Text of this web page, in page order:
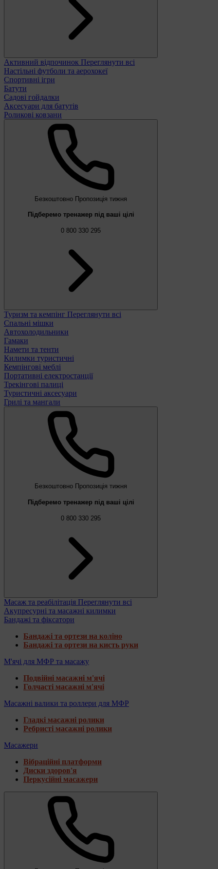
Активний відпочинок Переглянути всі
Настільні футболи та аерохокеї
Спортивні ігри
Батути
Садові гойдалки
Аксесуари для батутів
Роликові ковзани
Безкоштовно Пропозиція тижня
Підберемо тренажер під ваші цілі
0 800 330 295
Туризм та кемпінг Переглянути всі
Спальні мішки
Автохолодильники
Гамаки
Намети та тенти
Килимки туристичні
Кемпінгові меблі
Портативні електростанції
Трекінгові палиці
Туристичні аксесуари
Грилі та мангали
Безкоштовно Пропозиція тижня
Підберемо тренажер під ваші цілі
0 800 330 295
Масаж та реабілітація Переглянути всі
Акупресурні та масажні килимки
Бандажі та фіксатори
Бандажі та ортези на коліно
Бандажі та ортези на кисть руки
М'ячі для МФР та масажу
Подвійні масажні м'ячі
Голчасті масажні м'ячі
Масажні валики та роллери для МФР
Гладкі масажні ролики
Ребристі масажні ролики
Масажери
Вібраційні платформи
Диски здоров'я
Перкусійні масажери